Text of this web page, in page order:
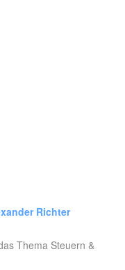
Richter
Thema Steuern &